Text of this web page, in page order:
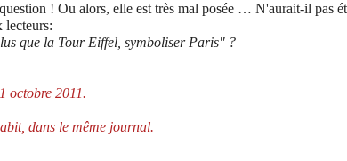
! Ou alors, elle est très mal posée … N'aurait-il pas
lecteurs:
que la Tour Eiffel, symboliser Paris" ?
octobre 2011.
dans le même journal.